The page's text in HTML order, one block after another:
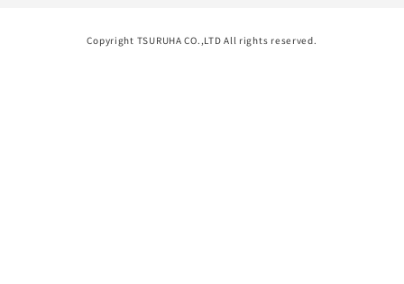
Copyright TSURUHA CO.,LTD All rights reserved.